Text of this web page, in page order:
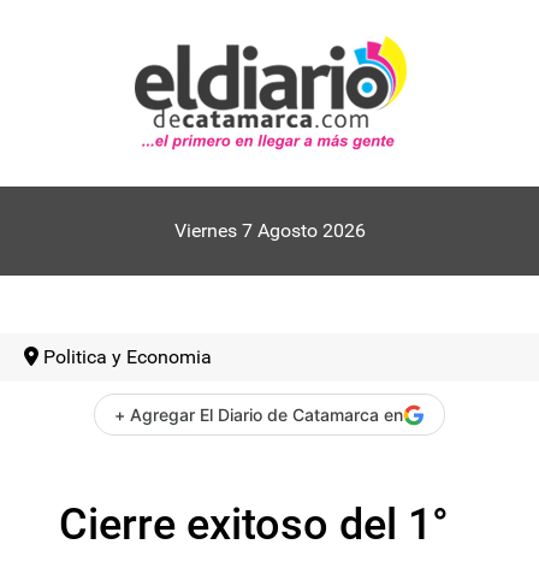
Viernes 7 Agosto 2026
Politica y Economia
+ Agregar El Diario de Catamarca en
Cierre exitoso del 1°